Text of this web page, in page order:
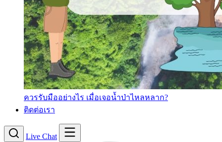
ควรรับมืออย่างไร เมื่อเจอน้ำป่าไหลหลาก?
ติดต่อเรา
Live Chat